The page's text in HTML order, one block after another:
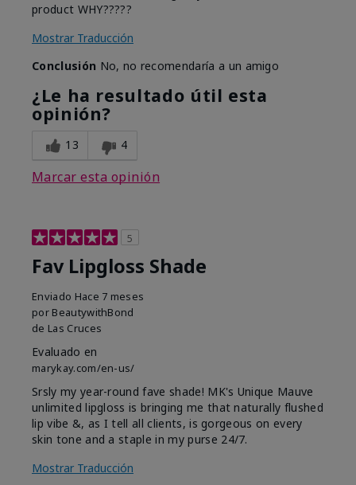
product WHY?????
Mostrar Traducción
Conclusión No, no recomendaría a un amigo
¿Le ha resultado útil esta
opinión?
13 4
Marcar esta opinión
5
Fav Lipgloss Shade
Enviado Hace 7 meses
por BeautywithBond
de Las Cruces
Evaluado en
marykay.com/en-us/
Srsly my year-round fave shade! MK's Unique Mauve
unlimited lipgloss is bringing me that naturally flushed
lip vibe &, as I tell all clients, is gorgeous on every
skin tone and a staple in my purse 24/7.
Mostrar Traducción